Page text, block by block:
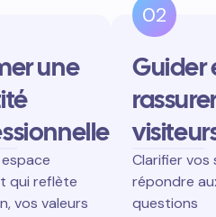
une
qui reflète
vos valeurs
02
Guider
Clarifier vos
répondre
questions